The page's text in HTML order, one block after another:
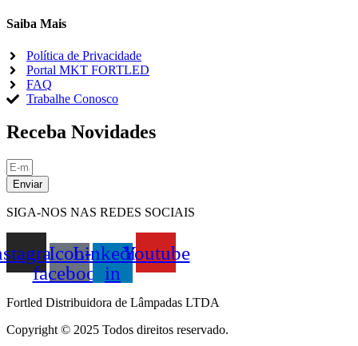
Saiba Mais
Política de Privacidade
Portal MKT FORTLED
FAQ
Trabalhe Conosco
Receba Novidades
Enviar
SIGA-NOS NAS REDES SOCIAIS
Icon-
facebook
Linkedin-
in
Youtube
Fortled Distribuidora de Lâmpadas LTDA
Copyright © 2025 Todos direitos reservado.